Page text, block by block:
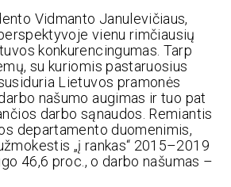
Vidmanto Janulevičiaus,
vienu rimčiausių
konkurencingumas. Tarp
su kuriomis pastaruosius
Lietuvos pramonės
našumo augimas ir tuo pat
darbo sąnaudos. Remiantis
departamento duomenimis,
„į rankas“ 2015–2019
46,6 proc., o darbo našumas –